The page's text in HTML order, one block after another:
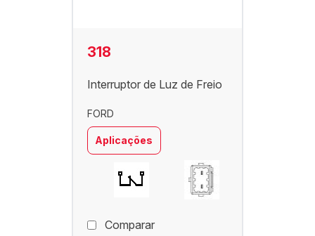
318
Interruptor de Luz de Freio
FORD
Aplicações
Comparar